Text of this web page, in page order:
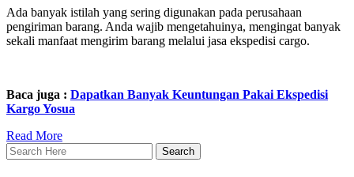
Ada banyak istilah yang sering digunakan pada perusahaan
pengiriman barang. Anda wajib mengetahuinya, mengingat banyak
sekali manfaat mengirim barang melalui jasa ekspedisi cargo.
Baca juga : Dapatkan Banyak Keuntungan Pakai Ekspedisi
Kargo Yosua
Read More